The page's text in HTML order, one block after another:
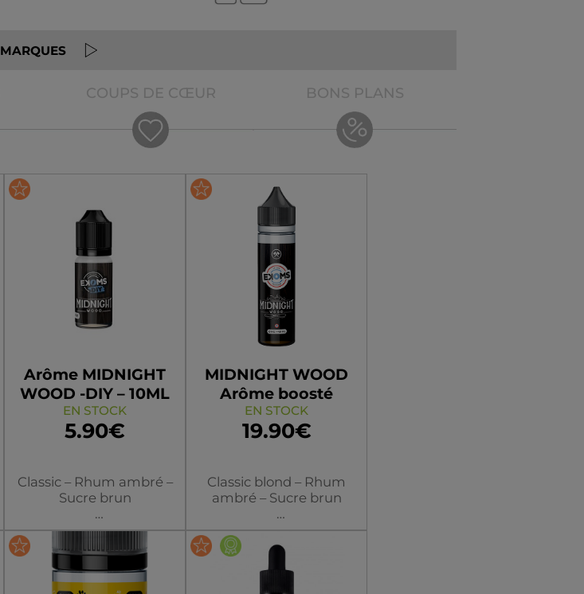
MARQUES
COUPS DE CŒUR BONS PLANS
Flacon
Arôme MIDNIGHT
WOOD -DIY – 10ML
EN STOCK
5.90€
Classic – Rhum ambré –
Sucre brun
Sur la même base que
les autres Wood, le
Midnight prend des airs
de cocktail avec ses
Flacon
MIDNIGHT WOOD
Arôme boosté
EN STOCK
19.90€
Classic blond – Rhum
ambré – Sucre brun
Sur la base du Morning
Wood, un peu de rhum
ambré et de sucre brun
font de ce X gourmand